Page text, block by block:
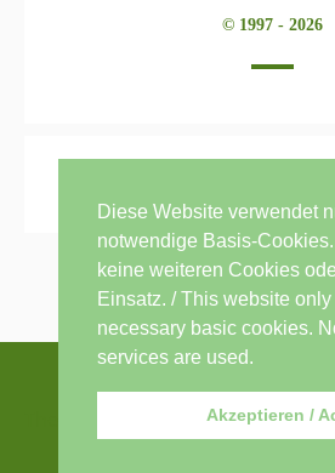
© 1997 - 2026
Thema: Sensible von
Diese Website verwendet
notwendige Basis-
keine weiteren Cookies
Einsatz. / This website
necessary basic cookies.
services are used.
Akzeptieren /